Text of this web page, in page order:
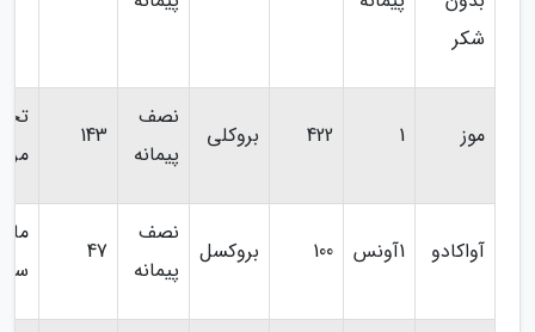
شکر
موز 1
422 بروکلی
نصف
پیمانه
143
آواکادو 1آونس 100 بروکسل
نصف
پیمانه
47